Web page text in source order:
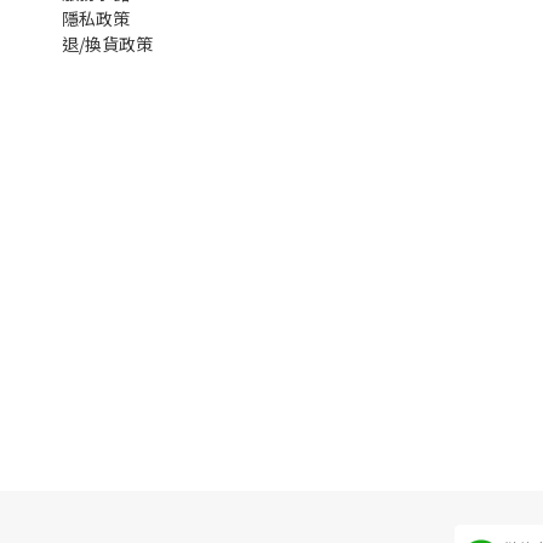
隱私政策
退/換貨政策